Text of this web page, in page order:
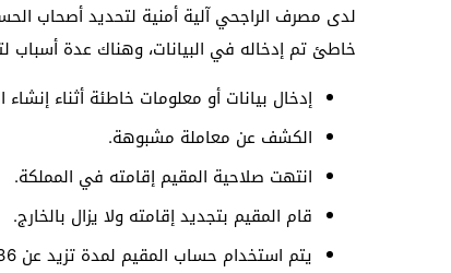
لدى مصرف الراجحي آلية أمنية لتحديد أصحاب
خاطئ تم إدخاله في البيانات، وهناك عدة أسباب
إدخال بيانات أو معلومات خاطئة أثناء
الكشف عن معاملة مشبوهة.
انتهت صلاحية المقيم إقامته في المملكة.
قام المقيم بتجديد إقامته ولا يزال بالخارج.
يتم استخدام حساب المقيم لمدة تزيد عن 36 شهرًا دون أي معاملات.